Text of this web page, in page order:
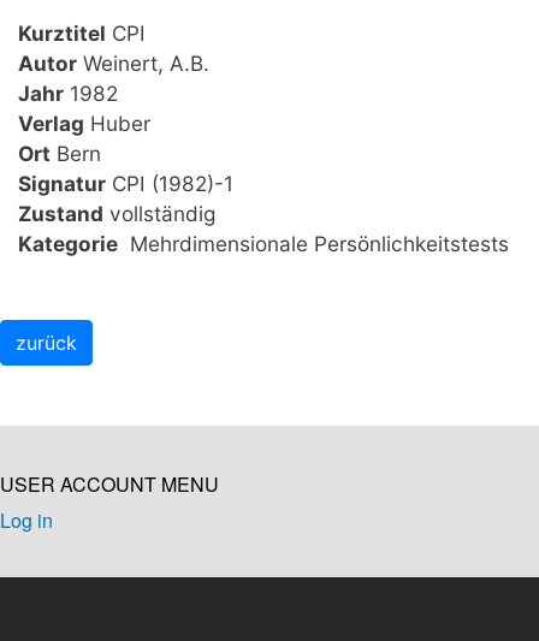
Kurztitel CPI
Autor Weinert, A.B.
Jahr 1982
Verlag Huber
Ort Bern
Signatur CPI (1982)-1
Zustand vollständig
Kategorie Mehrdimensionale Persönlichkeitstests
USER ACCOUNT MENU
Log in